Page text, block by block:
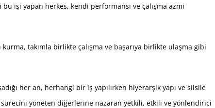
işi yapan herkes, kendi performansı ve çalışma azmi
takımla birlikte çalışma ve başarıya birlikte ulaşma gibi
her an, herhangi bir iş yapılırken hiyerarşik yapı ve silsile
sürecini yöneten diğerlerine nazaran yetkili, etkili ve yönlendirici